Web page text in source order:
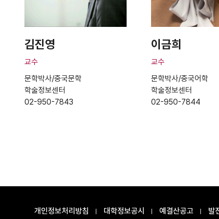
김진영
교수
문학박사/중국문학
학술정보센터
02-950-7843
이금희
교수
문학박사/중국어학
학술정보센터
02-950-7844
개인정보처리방침 대학정보공시 예결산공고 발